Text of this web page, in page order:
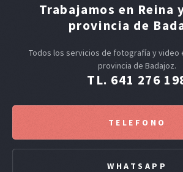
Trabajamos en Reina
provincia de
Todos los servicios de fotografía y video
provincia de Badajoz.
TL. 641 276
TELEFONO
WHATSAPP